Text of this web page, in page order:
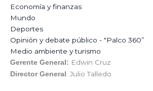
Economía y finanzas
Mundo
Deportes
Opinión y debate público - "Palco 360”
Medio ambiente y turismo
Gerente General: Edwin Cruz
Director General: Julio Talledo